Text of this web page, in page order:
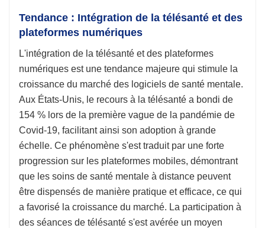
Tendance : Intégration de la télésanté et des
plateformes numériques
L'intégration de la télésanté et des plateformes
numériques est une tendance majeure qui stimule la
croissance du marché des logiciels de santé mentale.
Aux États-Unis, le recours à la télésanté a bondi de
154 % lors de la première vague de la pandémie de
Covid-19, facilitant ainsi son adoption à grande
échelle. Ce phénomène s'est traduit par une forte
progression sur les plateformes mobiles, démontrant
que les soins de santé mentale à distance peuvent
être dispensés de manière pratique et efficace, ce qui
a favorisé la croissance du marché. La participation à
des séances de télésanté s'est avérée un moyen